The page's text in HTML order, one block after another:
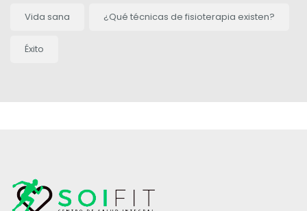
Vida sana ¿Qué técnicas de fisioterapia existen?
Éxito